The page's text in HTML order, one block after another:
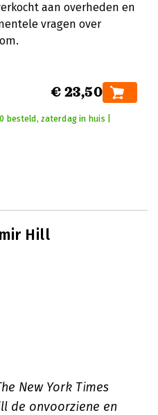
aan overheden en
vragen over
€ 23,50
besteld, zaterdag in huis |
Hill
New York Times
de onvoorziene en